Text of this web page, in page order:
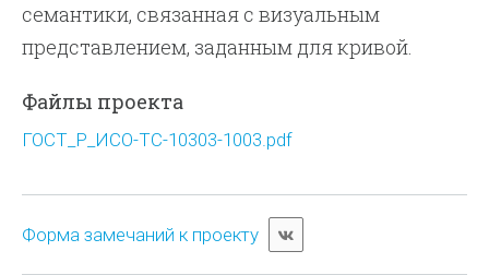
семантики, связанная с визуальным
представлением, заданным для кривой.
Файлы проекта
ГОСТ_Р_ИСО-ТС-10303-1003.pdf
Форма замечаний к проекту